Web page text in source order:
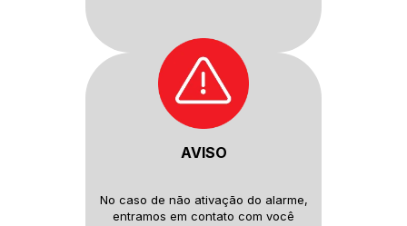
AVISO
No caso de não ativação do alarme,
entramos em contato com você